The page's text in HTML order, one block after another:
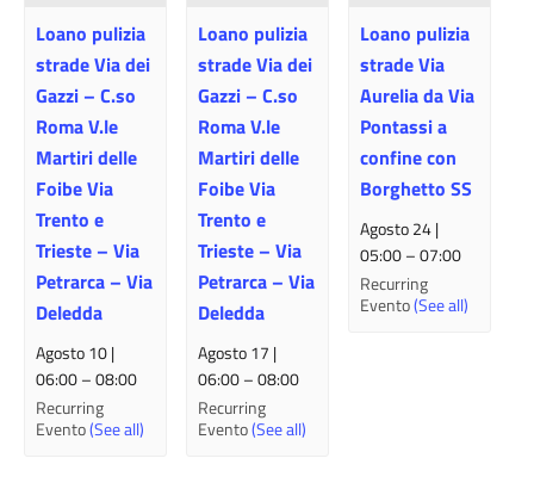
Loano pulizia
strade Via dei
Gazzi – C.so
Roma V.le
Martiri delle
Foibe Via
Trento e
Trieste – Via
Petrarca – Via
Deledda
Agosto 10 |
06:00–08:00
Recurring
Evento(See all)
Loano pulizia
strade Via dei
Gazzi – C.so
Roma V.le
Martiri delle
Foibe Via
Trento e
Trieste – Via
Petrarca – Via
Deledda
Agosto 17 |
06:00–08:00
Recurring
Evento(See all)
Loano pulizia
strade Via
Aurelia da Via
Pontassi a
confine con
Borghetto SS
Agosto 24 |
05:00–07:00
Recurring
Evento(See all)